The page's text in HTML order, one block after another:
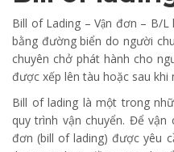
Bill of Lading – Vận đơn – B/
bằng đường biển do người
chuyên chở phát hành cho
được xếp lên tàu hoặc sau khi
Bill of lading là một trong
quy trình vận chuyển. Để vận
đơn (bill of lading) được yêu